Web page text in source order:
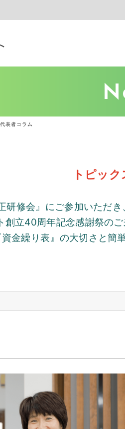
代表者コラム
トピック
研修会』にご参加いただ
創立40周年記念感謝祭の
資金繰り表』の大切さと簡